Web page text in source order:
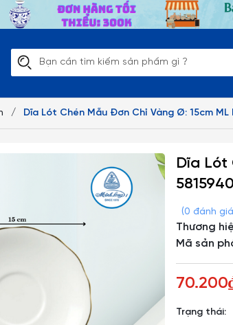
/ Dĩa Lót Chén Mẫu Đơn Chỉ Vàng Ø: 15cm ML
Dĩa Lót
(0 đánh
Thương
Mã sản
Trạng thái: